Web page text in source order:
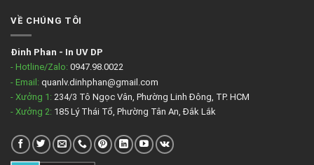
VỀ CHÚNG TÔI
Đinh Phan - In UV DP
- Hotline/Zalo: 0947.98.0022
- Email: quanlv.dinhphan@gmail.com
- Xưởng 1: 234/3 Tô Ngọc Vân, Phường Linh Đông, TP. HCM
- Xưởng 2: 185 Lý Thái Tổ, Phường Tân An, Đắk Lắk